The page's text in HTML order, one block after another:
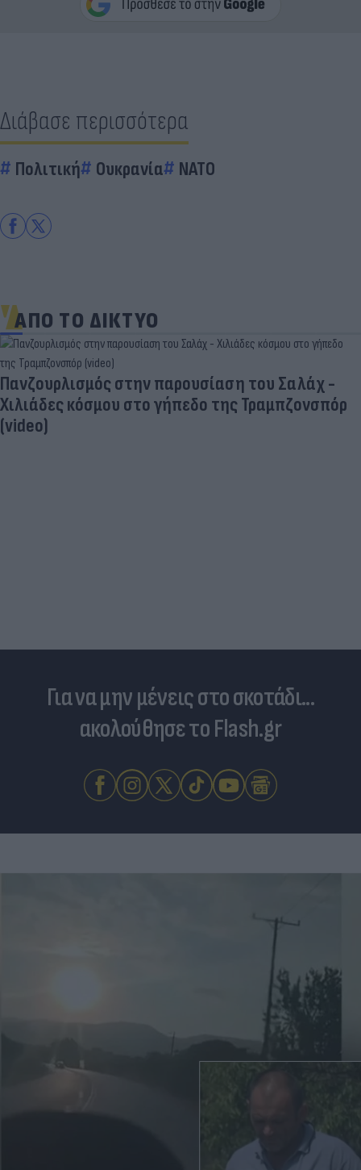
Διάβασε περισσότερα
Πολιτική Ουκρανία ΝΑΤΟ
ΑΠΟ ΤΟ ΔΙΚΤΥΟ
Πανζουρλισμός στην παρουσίαση του Σαλάχ -
Χιλιάδες κόσμου στο γήπεδο της Τραμπζονσπόρ
(video)
Για να μην μένεις στο σκοτάδι...
ακολούθησε το Flash.gr